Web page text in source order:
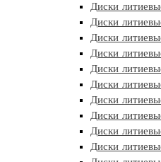
Диски
Диски
Диски
Диски
Диски
Диски
Диски
Диски
Диски
Диски